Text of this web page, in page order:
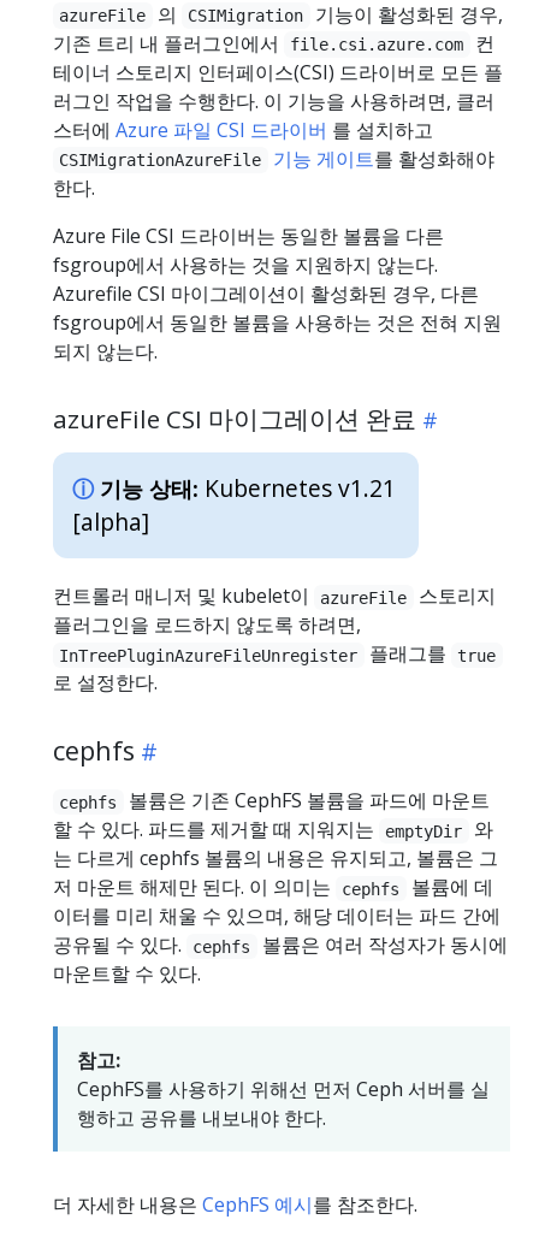
azureFile 의 CSIMigration
기능이 활성화된 경우,
기존 트리 내 플러그인에서
file.csi.azure.com
컨
테이너 스토리지 인터페이스(CSI) 드라이버로 모든 플
러그인 작업을 수행한다. 이 기능을 사용하려면, 클러
스터에 Azure 파일 CSI 드라이버 를 설치하고
CSIMigrationAzureFile 기능 게이트를 활성화해야
한다.
Azure File CSI 드라이버는 동일한 볼륨을 다른
fsgroup에서 사용하는 것을 지원하지 않는다.
Azurefile CSI 마이그레이션이 활성화된 경우, 다른
fsgroup에서 동일한 볼륨을 사용하는 것은 전혀 지원
되지 않는다.
azureFile CSI 마이그레이션 완료
기능 상태: Kubernetes v1.21
[alpha]
컨트롤러 매니저 및 kubelet이 azureFile
스토리지
플러그인을 로드하지 않도록 하려면,
InTreePluginAzureFileUnregister 플래그를 true
로 설정한다.
cephfs
cephfs
볼륨은 기존 CephFS 볼륨을 파드에 마운트
할 수 있다. 파드를 제거할 때 지워지는
emptyDir
와
는 다르게 cephfs 볼륨의 내용은 유지되고, 볼륨은 그
저 마운트 해제만 된다. 이 의미는
cephfs
볼륨에 데
이터를 미리 채울 수 있으며, 해당 데이터는 파드 간에
공유될 수 있다.
cephfs
볼륨은 여러 작성자가 동시에
마운트할 수 있다.
참고:
CephFS를 사용하기 위해선 먼저 Ceph 서버를 실
행하고 공유를 내보내야 한다.
더 자세한 내용은 CephFS 예시를 참조한다.